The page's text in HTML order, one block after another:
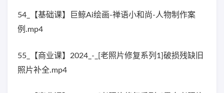
54_【基础课】巨鲸Ai绘画-禅语小和尚-人物制作案
例.mp4
55_【商业课】2024_-_[老照片修复系列1]破损残缺旧
照片补全.mp4